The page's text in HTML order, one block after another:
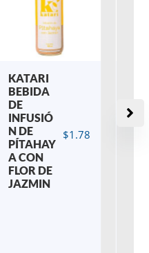
KATARI
BEBIDA
DE
INFUSIÓ
N DE
PÍTAHAY
A CON
FLOR DE
JAZMIN
$1.78